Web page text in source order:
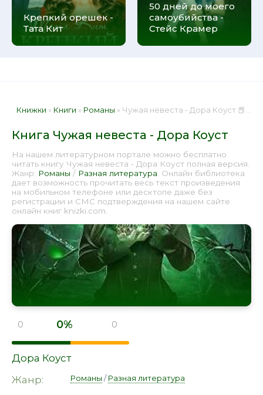
Крепкий орешек -
Тата Кит
50 дней до моего
самоубийства -
Стейс Крамер
Книжки » Книги » Романы » Чужая невеста - Дора Коуст 📕 - Книга онлайн бесплатно
Книга Чужая невеста - Дора Коуст
На нашем литературном портале можно бесплатно
читать книгу Чужая невеста - Дора Коуст полная версия.
Жанр: Романы / Разная литература . Онлайн библиотека
дает возможность прочитать весь текст произведения
на мобильном телефоне или десктопе даже без
регистрации и СМС подтверждения на нашем сайте
онлайн книг knizki.com.
0 0% 0
Дора Коуст
Жанр:
Романы /Разная литература